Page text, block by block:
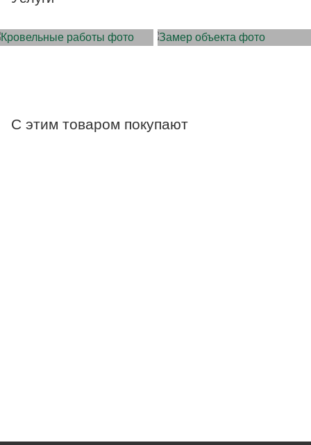
С этим товаром покупают